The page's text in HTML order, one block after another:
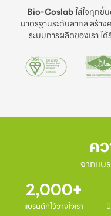
Bio-Coslabใส่ใจทุกขั้
มาตรฐานระดับสากล สร้า
ระบบการผลิตของเรา ไ
ค
จากแบ
2,000
แบรนด์ที่ไว้วางใจเรา